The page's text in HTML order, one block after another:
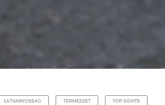
LATVANYOSSAG TERMESZET TOP SIGHTS